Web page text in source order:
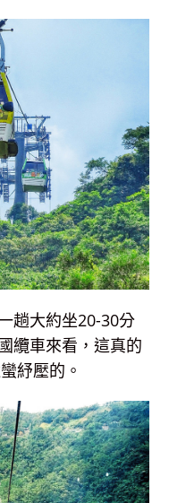
趟大約坐20-30分
纜車來看，這真的
紓壓的。